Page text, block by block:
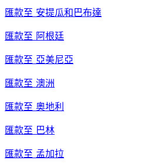
匯款至 安提瓜和巴布達
匯款至 阿根廷
匯款至 亞美尼亞
匯款至 澳洲
匯款至 奧地利
匯款至 巴林
匯款至 孟加拉